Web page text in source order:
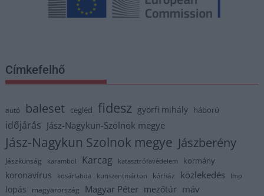
Címkefelhő
autó baleset cegléd fidesz györfi mihály háború
időjárás Jász-Nagykun-Szolnok megye
Jász-Nagykun Szolnok megye Jászberény
Jászkunság karambol Karcag katasztrófavédelem kormány
koronavírus kosárlabda kunszentmárton kórház közlekedés lmp
lopás magyarország Magyar Péter mezőtúr máv